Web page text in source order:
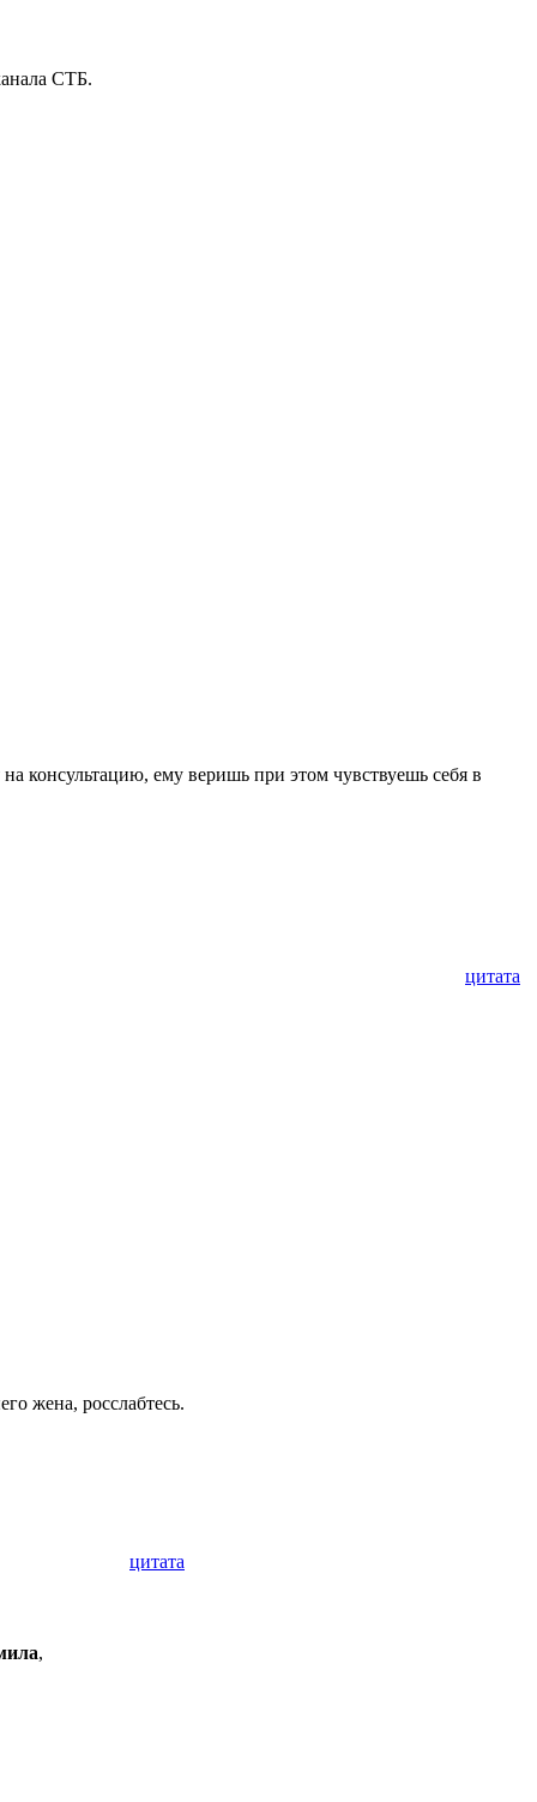
СТБ.
консультацию, ему веришь при этом чувствуешь себя в
цитата
жена, росслабтесь.
цитата
,